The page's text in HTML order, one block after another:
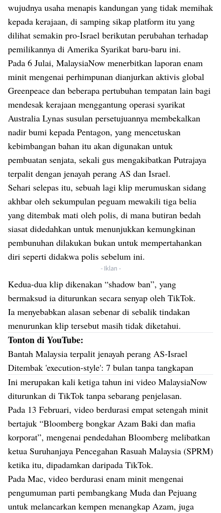
wujudnya usaha menapis kandungan yang tidak memihak
kepada kerajaan, di samping sikap platform itu yang
dilihat semakin pro-Israel berikutan perubahan terhadap
pemilikannya di Amerika Syarikat baru-baru ini.
Pada 6 Julai, MalaysiaNow menerbitkan laporan enam
minit mengenai perhimpunan dianjurkan aktivis global
Greenpeace dan beberapa pertubuhan tempatan lain bagi
mendesak kerajaan menggantung operasi syarikat
Australia Lynas susulan persetujuannya membekalkan
nadir bumi kepada Pentagon, yang mencetuskan
kebimbangan bahan itu akan digunakan untuk
pembuatan senjata, sekali gus mengakibatkan Putrajaya
terpalit dengan jenayah perang AS dan Israel.
Sehari selepas itu, sebuah lagi klip merumuskan sidang
akhbar oleh sekumpulan peguam mewakili tiga belia
yang ditembak mati oleh polis, di mana butiran bedah
siasat didedahkan untuk menunjukkan kemungkinan
pembunuhan dilakukan bukan untuk mempertahankan
diri seperti didakwa polis sebelum ini.
- Iklan -
Kedua-dua klip dikenakan “shadow ban”, yang
bermaksud ia diturunkan secara senyap oleh TikTok.
Ia menyebabkan alasan sebenar di sebalik tindakan
menurunkan klip tersebut masih tidak diketahui.
Tonton di YouTube:
Bantah Malaysia terpalit jenayah perang AS-Israel
Ditembak 'execution-style': 7 bulan tanpa tangkapan
Ini merupakan kali ketiga tahun ini video MalaysiaNow
diturunkan di TikTok tanpa sebarang penjelasan.
Pada 13 Februari, video berdurasi empat setengah minit
bertajuk “Bloomberg bongkar Azam Baki dan mafia
korporat”, mengenai pendedahan Bloomberg melibatkan
ketua Suruhanjaya Pencegahan Rasuah Malaysia (SPRM)
ketika itu, dipadamkan daripada TikTok.
Pada Mac, video berdurasi enam minit mengenai
pengumuman parti pembangkang Muda dan Pejuang
untuk melancarkan kempen menangkap Azam, juga